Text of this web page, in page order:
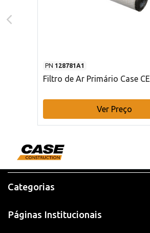
PN 128781A1
Filtro de Ar Primário Case CE
Ver Preço
Categorias
Páginas Institucionais